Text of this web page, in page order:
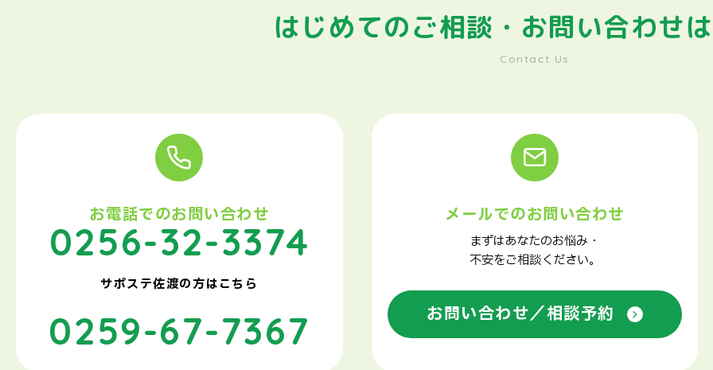
はじめてのご相談・ お問い合わせ
Contact Us
お電話でのお問い合わせ
0256-32-3374
サポステ佐渡の方はこちら
0259-67-7367
メールでのお問い合わせ
まずはあなたのお悩み・
不安をご相談ください。
お問い合わせ／相談予約